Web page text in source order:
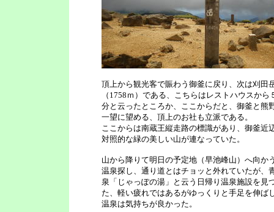
頂上から観光客で賑わう御釜に戻り、次は刈田
（1758ｍ）である、こちらはレストハウスから
分と云ったところか、ここからだと、御釜と熊
一望に望める、頂上のお社も立派である。
ここからは南蔵王縦走路の標識があり、御釜近
対照的な緑の美しい山が連なっていた。
山から降りて明日の予定地（早池峰山）へ向か
温泉探し、通り道とはチョッと外れていたが、
泉「じゃっぽの湯」と云う日帰り温泉施設を見
た、軽い疲れではあるがゆっくりと手足を伸ば
温泉は気持ちが良かった。